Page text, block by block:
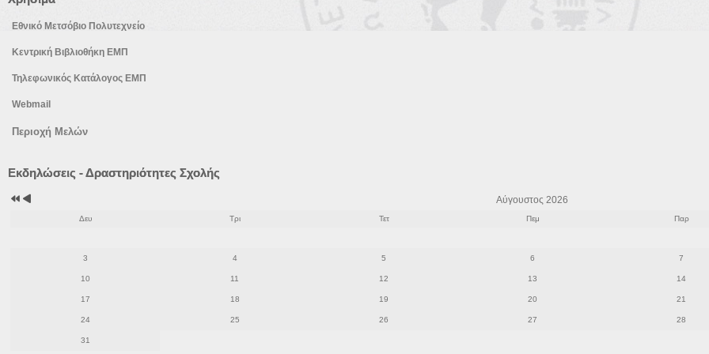
Εθνικό Μετσόβιο Πολυτεχνείο
Κεντρική Βιβλιοθήκη ΕΜΠ
Τηλεφωνικός Κατάλογος ΕΜΠ
Webmail
Περιοχή Μελών
Εκδηλώσεις - Δραστηριότητες Σχολής
Προηγούμενος
μήνας
Αύγουστος 2026
Δευ Τρι Τετ Πεμ Παρ
3 4 5 6 7
10 11 12 13 14
17 18 19 20 21
24 25 26 27 28
31